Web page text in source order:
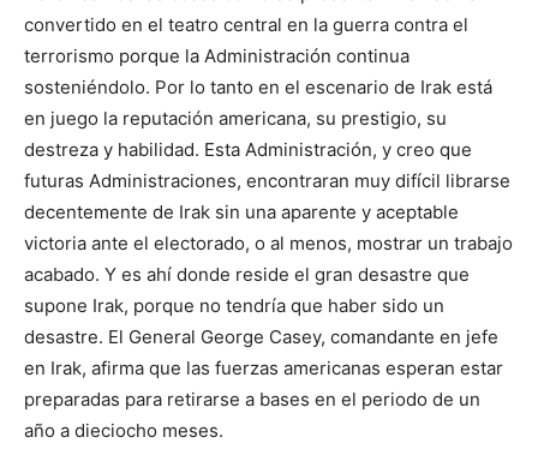
convertido en el teatro central en la guerra contra el
terrorismo porque la Administración continua
sosteniéndolo. Por lo tanto en el escenario de Irak está
en juego la reputación americana, su prestigio, su
destreza y habilidad. Esta Administración, y creo que
futuras Administraciones, encontraran muy difícil librarse
decentemente de Irak sin una aparente y aceptable
victoria ante el electorado, o al menos, mostrar un trabajo
acabado. Y es ahí donde reside el gran desastre que
supone Irak, porque no tendría que haber sido un
desastre. El General George Casey, comandante en jefe
en Irak, afirma que las fuerzas americanas esperan estar
preparadas para retirarse a bases en el periodo de un
año a dieciocho meses.